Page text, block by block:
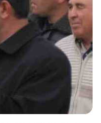
ЗА ПАЛЕСТИНУ
В ЧЕЧНЕ
АКТИВИСТОВ
И ПРОТЕСТЫ